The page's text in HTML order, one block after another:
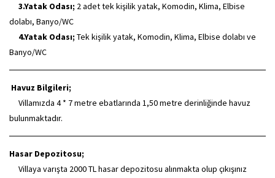
3.Yatak Odası; 2 adet tek kişilik yatak, Komodin, Klima, Elbise
dolabı, Banyo/WC
4.Yatak Odası; Tek kişilik yatak, Komodin, Klima, Elbise dolabı ve
Banyo/WC
Havuz Bilgileri;
Villamızda 4 * 7 metre ebatlarında 1,50 metre derinliğinde havuz
bulunmaktadır.
Hasar Depozitosu;
Villaya varışta 2000 TL hasar depozitosu alınmakta olup çıkışınız